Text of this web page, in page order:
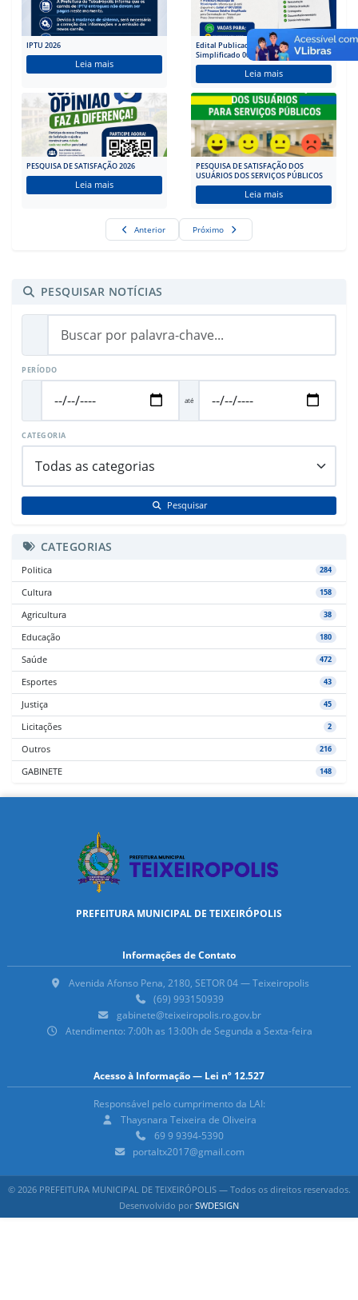
IPTU 2026
Leia mais
Edital Publicado | Processo Seletivo
Simplificado 001/2026
Leia mais
PESQUISA DE SATISFAÇÃO 2026
Leia mais
PESQUISA DE SATISFAÇÃO DOS
USUÁRIOS DOS SERVIÇOS PÚBLICOS
Leia mais
Anterior Próximo
PESQUISAR NOTÍCIAS
PERÍODO
até
CATEGORIA
Pesquisar
CATEGORIAS
Politica 284
Cultura 158
Agricultura 38
Educação 180
Saúde 472
Esportes 43
Justiça 45
Licitações 2
Outros 216
GABINETE 148
PREFEITURA MUNICIPAL DE TEIXEIRÓPOLIS
Informações de Contato
Avenida Afonso Pena, 2180, SETOR 04 — Teixeiropolis
(69) 993150939
gabinete@teixeiropolis.ro.gov.br
Atendimento: 7:00h as 13:00h de Segunda a Sexta-feira
Acesso à Informação — Lei nº 12.527
Responsável pelo cumprimento da LAI:
Thaysnara Teixeira de Oliveira
69 9 9394-5390
portaltx2017@gmail.com
© 2026 PREFEITURA MUNICIPAL DE TEIXEIRÓPOLIS — Todos os direitos reservados.
Desenvolvido porSWDESIGN